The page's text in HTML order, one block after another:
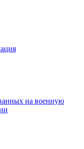
на военную